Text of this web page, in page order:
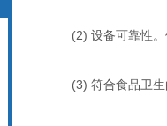
(2) 设备可靠性。
(3) 符合食品卫生